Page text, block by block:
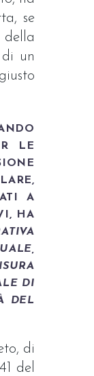
se
un
LE
A
HA
DI
DEL
di
del